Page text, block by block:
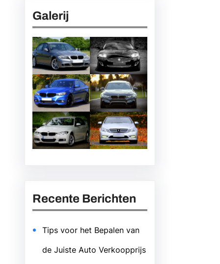
Galerij
Recente Berichten
Tips voor het Bepalen van
de Juiste Auto Verkoopprijs